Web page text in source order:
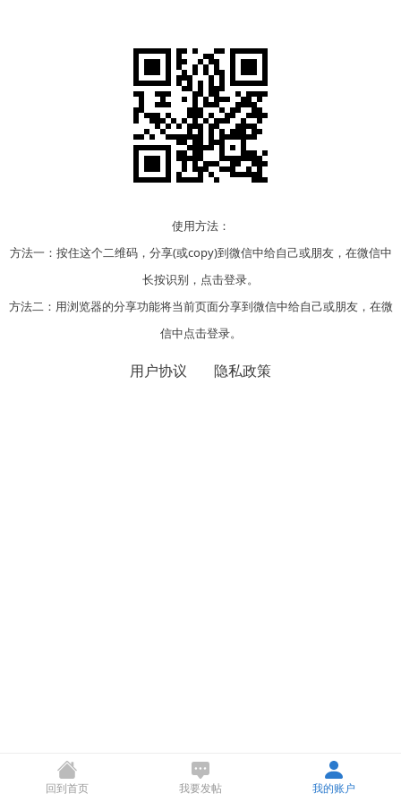
使用方法：
方法一：按住这个二维码，分享(或copy)到微信中给自己或朋友，在微信中
长按识别，点击登录。
方法二：用浏览器的分享功能将当前页面分享到微信中给自己或朋友，在微
信中点击登录。
用户协议 隐私政策
回到首页 我要发帖 我的账户